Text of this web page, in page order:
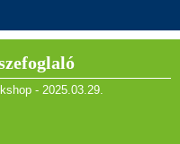
- 2025.03.29.